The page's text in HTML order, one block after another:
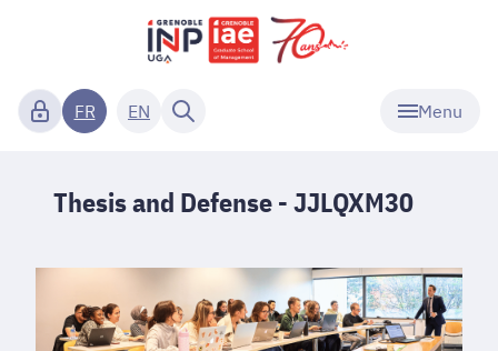
Menu
FR EN
Thesis and Defense - JJLQXM30